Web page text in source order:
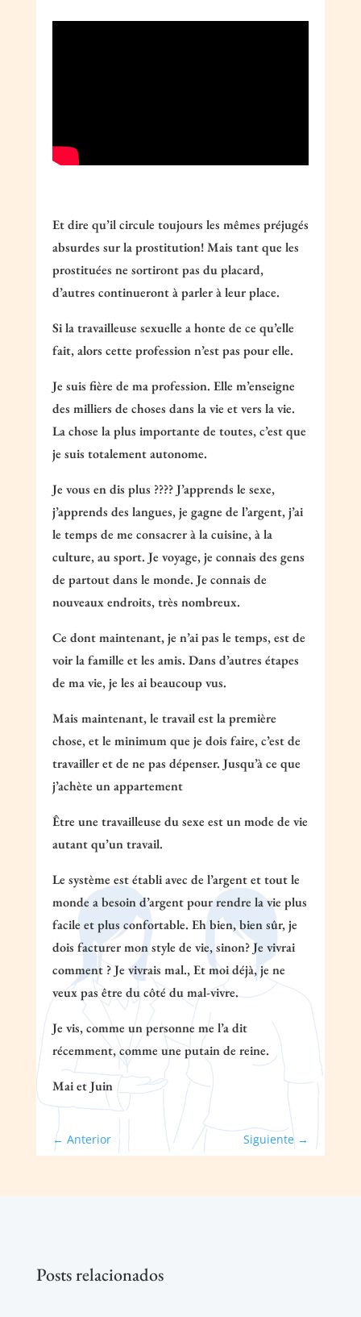
Et dire qu’il circule toujours les mêmes préjugés
absurdes sur la prostitution! Mais tant que les
prostituées ne sortiront pas du placard,
d’autres continueront à parler à leur place.
Si la travailleuse sexuelle a honte de ce qu’elle
fait, alors cette profession n’est pas pour elle.
Je suis fière de ma profession. Elle m’enseigne
des milliers de choses dans la vie et vers la vie.
La chose la plus importante de toutes, c’est que
je suis totalement autonome.
Je vous en dis plus ???? J’apprends le sexe,
j’apprends des langues, je gagne de l’argent, j’ai
le temps de me consacrer à la cuisine, à la
culture, au sport. Je voyage, je connais des gens
de partout dans le monde. Je connais de
nouveaux endroits, très nombreux.
Ce dont maintenant, je n’ai pas le temps, est de
voir la famille et les amis. Dans d’autres étapes
de ma vie, je les ai beaucoup vus.
Mais maintenant, le travail est la première
chose, et le minimum que je dois faire, c’est de
travailler et de ne pas dépenser. Jusqu’à ce que
j’achète un appartement
Être une travailleuse du sexe est un mode de vie
autant qu’un travail.
Le système est établi avec de l’argent et tout le
monde a besoin d’argent pour rendre la vie plus
facile et plus confortable. Eh bien, bien sûr, je
dois facturer mon style de vie, sinon? Je vivrai
comment ? Je vivrais mal., Et moi déjà, je ne
veux pas être du côté du mal-vivre.
Je vis, comme un personne me l’a dit
récemment, comme une putain de reine.
Mai et Juin
← Anterior Siguiente→
Posts relacionados